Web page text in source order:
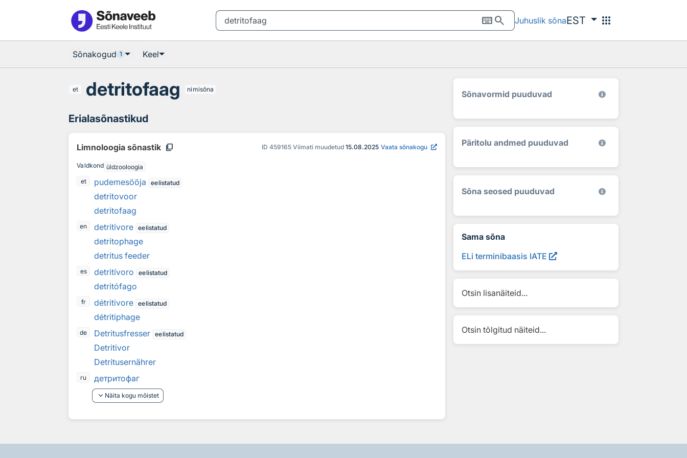
keyboardsearch Juhuslik sõnaEST apps
Sõnakogud 1 Keel
et detritofaag nimisõna
Erialasõnastikud
Limnoloogia sõnastik content_copy ID 459165 Viimati muudetud 15.08.2025 Vaata sõnakogu
Valdkond üldzooloogia
et
pudemesööja eelistatud
detritovoor
detritofaag
en detritivore eelistatud
detritophage
detritus feeder
es detritívoro eelistatud
detritófago
fr détritivore eelistatud
détritiphage
de Detritusfresser eelistatud
Detritivor
Detritusernährer
ru
детритофаг
keyboard_arrow_down Näita kogu mõistet
Sõnavormid puuduvad
Päritolu andmed puuduvad
Sõna seosed puuduvad
Sama sõna
ELi terminibaasis IATE
Otsin lisanäiteid...
Otsin tõlgitud näiteid...